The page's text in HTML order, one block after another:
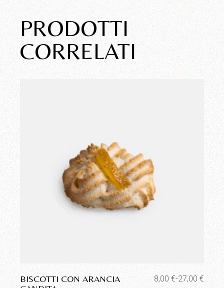
PRODOTTI
CORRELATI
BISCOTTI CON ARANCIA
8,00 €-27,00€
Fascia